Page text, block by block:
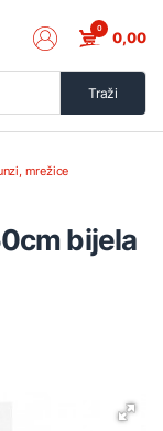
Traži
0 0,00
mrežice
bijela